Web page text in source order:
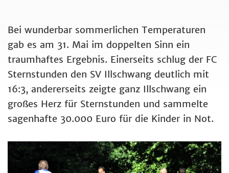
Bei wunderbar sommerlichen Temperaturen
gab es am 31. Mai im doppelten Sinn ein
traumhaftes Ergebnis. Einerseits schlug der FC
Sternstunden den SV Illschwang deutlich mit
16:3, andererseits zeigte ganz Illschwang ein
großes Herz für Sternstunden und sammelte
sagenhafte 30.000 Euro für die Kinder in Not.